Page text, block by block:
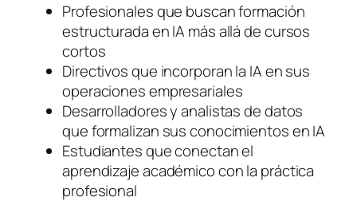
Profesionales que buscan formación
estructurada en IA más allá de cursos
cortos
Directivos que incorporan la IA en sus
operaciones empresariales
Desarrolladores y analistas de datos
que formalizan sus conocimientos en IA
Estudiantes que conectan el
aprendizaje académico con la práctica
profesional